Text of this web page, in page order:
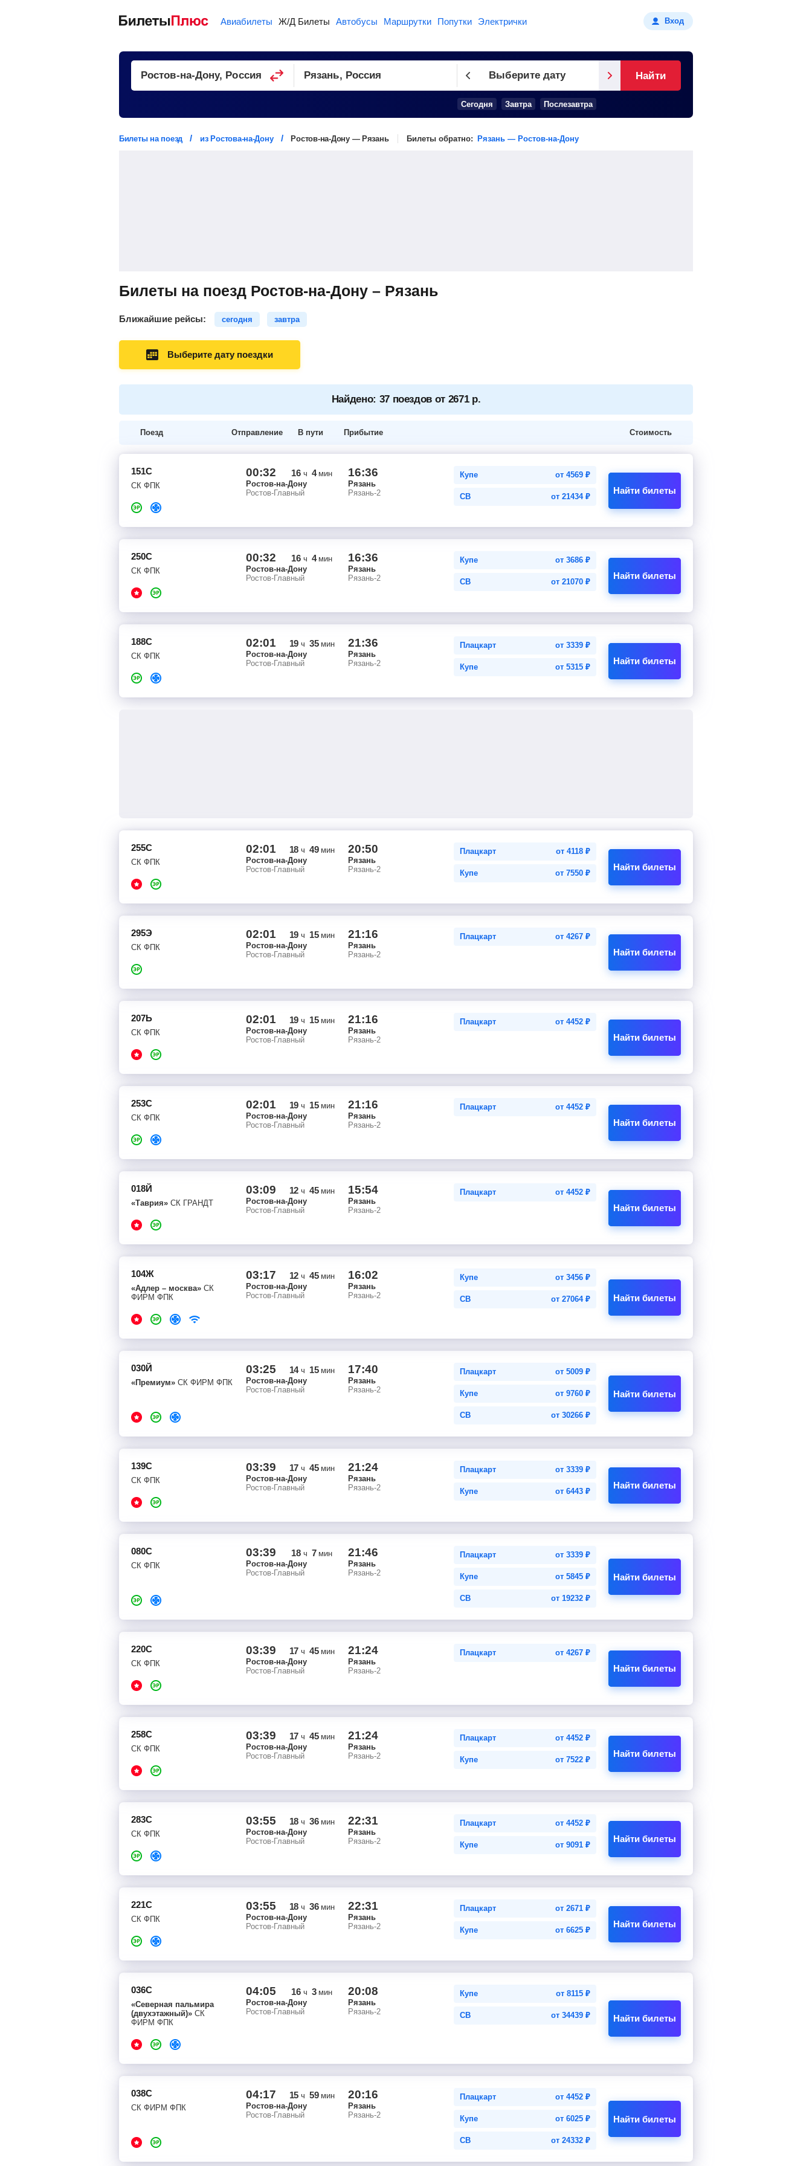
Авиабилеты Ж/Д Билеты Автобусы Маршрутки Попутки Электрички Вход
Выберите дату
Сегодня Завтра Послезавтра
Найти
Билеты на поезд из Ростова-на-Дону Ростов-на-Дону — Рязань Билеты обратно: Рязань — Ростов-на-Дону
Билеты на поезд Ростов-на-Дону – Рязань
Ближайшие рейсы: сегодня завтра
Выберите дату поездки
Найдено: 37 поездов от 2671 р.
Поезд Отправление В пути Прибытие Стоимость
151С
СК ФПК
00:32 16ч 4мин
Ростов-на-Дону
Ростов-Главный
16:36
Рязань
Рязань-2
Купе от 4569 ₽
СВ от 21434₽
Найти билеты
250С
СК ФПК
00:32 16ч 4мин
Ростов-на-Дону
Ростов-Главный
16:36
Рязань
Рязань-2
Купе от 3686 ₽
СВ от 21070 ₽
Найти билеты
188С
СК ФПК
02:01 19 ч 35мин
Ростов-на-Дону
Ростов-Главный
21:36
Рязань
Рязань-2
Плацкарт от 3339 ₽
Купе от 5315 ₽
Найти билеты
255С
СК ФПК
02:01 18 ч 49мин
Ростов-на-Дону
Ростов-Главный
20:50
Рязань
Рязань-2
Плацкарт от 4118 ₽
Купе от 7550 ₽
Найти билеты
295Э
СК ФПК
02:01 19 ч 15мин
Ростов-на-Дону
Ростов-Главный
21:16
Рязань
Рязань-2
Плацкарт от 4267 ₽
Найти билеты
207Ь
СК ФПК
02:01 19 ч 15мин
Ростов-на-Дону
Ростов-Главный
21:16
Рязань
Рязань-2
Плацкарт от 4452 ₽
Найти билеты
253С
СК ФПК
02:01 19 ч 15мин
Ростов-на-Дону
Ростов-Главный
21:16
Рязань
Рязань-2
Плацкарт от 4452 ₽
Найти билеты
018Й
«Таврия» СК ГРАНДТ
03:09 12 ч 45мин
Ростов-на-Дону
Ростов-Главный
15:54
Рязань
Рязань-2
Плацкарт от 4452 ₽
Найти билеты
104Ж
«Адлер – москва» СК
ФИРМ ФПК
03:17 12 ч 45мин
Ростов-на-Дону
Ростов-Главный
16:02
Рязань
Рязань-2
Купе от 3456 ₽
СВ от 27064₽ Найти билеты
030Й
«Премиум» СК ФИРМ ФПК
03:25 14ч 15мин
Ростов-на-Дону
Ростов-Главный
17:40
Рязань
Рязань-2
Плацкарт от 5009 ₽
Купе от 9760 ₽
СВ от 30266 ₽
Найти билеты
139С
СК ФПК
03:39 17 ч 45мин
Ростов-на-Дону
Ростов-Главный
21:24
Рязань
Рязань-2
Плацкарт от 3339 ₽
Купе от 6443 ₽
Найти билеты
080С
СК ФПК
03:39 18ч 7мин
Ростов-на-Дону
Ростов-Главный
21:46
Рязань
Рязань-2
Плацкарт от 3339 ₽
Купе от 5845 ₽
СВ от 19232 ₽
Найти билеты
220С
СК ФПК
03:39 17 ч 45мин
Ростов-на-Дону
Ростов-Главный
21:24
Рязань
Рязань-2
Плацкарт от 4267 ₽
Найти билеты
258С
СК ФПК
03:39 17 ч 45мин
Ростов-на-Дону
Ростов-Главный
21:24
Рязань
Рязань-2
Плацкарт от 4452 ₽
Купе от 7522 ₽
Найти билеты
283С
СК ФПК
03:55 18 ч 36мин
Ростов-на-Дону
Ростов-Главный
22:31
Рязань
Рязань-2
Плацкарт от 4452 ₽
Купе от 9091 ₽
Найти билеты
221С
СК ФПК
03:55 18 ч 36мин
Ростов-на-Дону
Ростов-Главный
22:31
Рязань
Рязань-2
Плацкарт от 2671 ₽
Купе от 6625 ₽
Найти билеты
036С
«Северная пальмира
(двухэтажный)» СК
ФИРМ ФПК
04:05 16ч 3мин
Ростов-на-Дону
Ростов-Главный
20:08
Рязань
Рязань-2
Купе от 8115 ₽
СВ от 34439 ₽ Найти билеты
038С
СК ФИРМ ФПК
04:17 15 ч 59мин
Ростов-на-Дону
Ростов-Главный
20:16
Рязань
Рязань-2
Плацкарт от 4452 ₽
Купе от 6025 ₽
СВ от 24332 ₽
Найти билеты